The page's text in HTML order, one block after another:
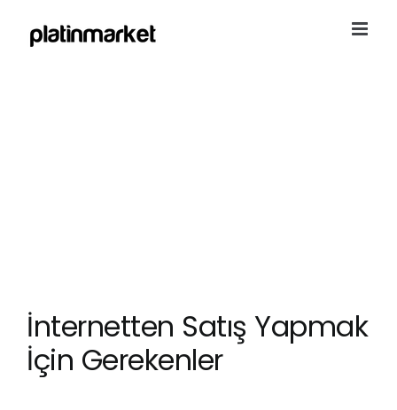
İnternetten Satış Yapmak
İçin Gerekenler